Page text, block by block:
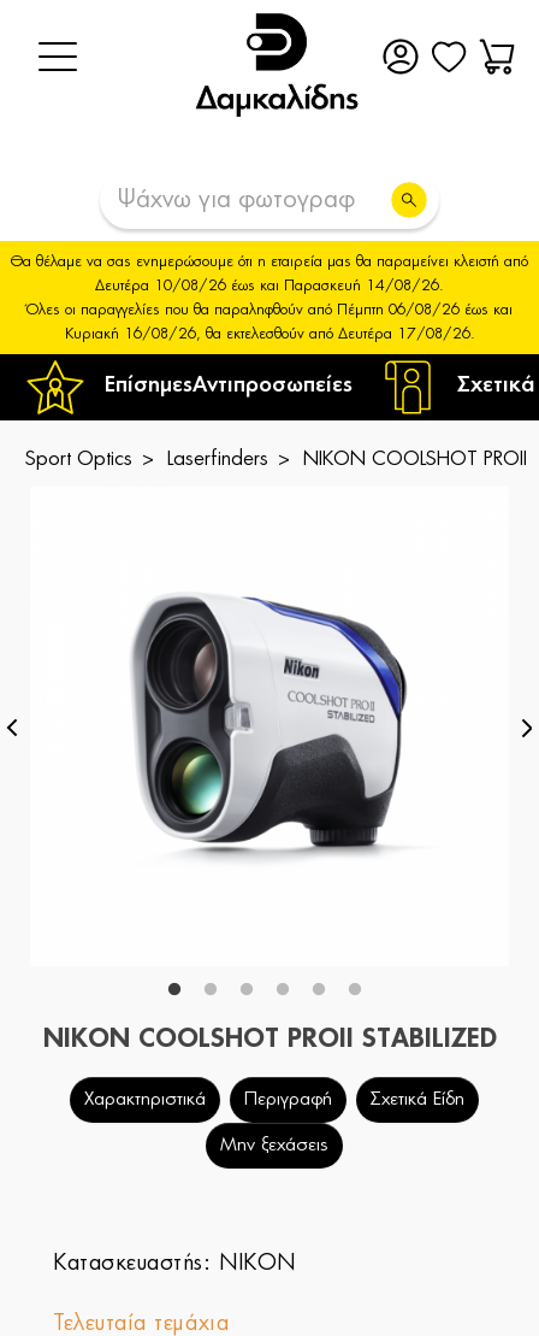
ΕπίσημεςΑντιπροσωπείες
Θα θέλαμε να σας ενημερώσουμε ότι η εταιρεία μας θα παραμείνει κλειστή από
Δευτέρα 10/08/26 έως και Παρασκευή 14/08/26.
Όλες οι παραγγελίες που θα παραληφθούν από Πέμπτη 06/08/26 έως και
Κυριακή 16/08/26, θα εκτελεσθούν από Δευτέρα 17/08/26.
Sport Optics Laserfinders NIKON COOLSHOT PROII
NIKON COOLSHOT PROII STABILIZED
Χαρακτηριστικά Περιγραφή Σχετικά Είδη
Μην ξεχάσεις
Κατασκευαστής: NIKON
Τελευταία τεμάχια